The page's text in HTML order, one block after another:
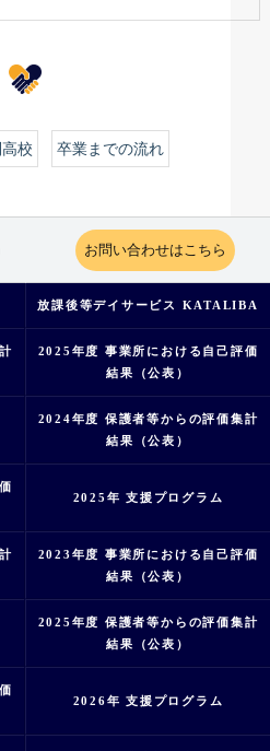
校 卒業までの流れ
お問い合わせはこちら
放課後等デイサービス KATALIBA
2025年度 事業所における自己評価
結果（公表）
2024年度 保護者等からの評価集計
結果（公表）
2025年 支援プログラム
2023年度 事業所における自己評価
結果（公表）
2025年度 保護者等からの評価集計
結果（公表）
2026年 支援プログラム